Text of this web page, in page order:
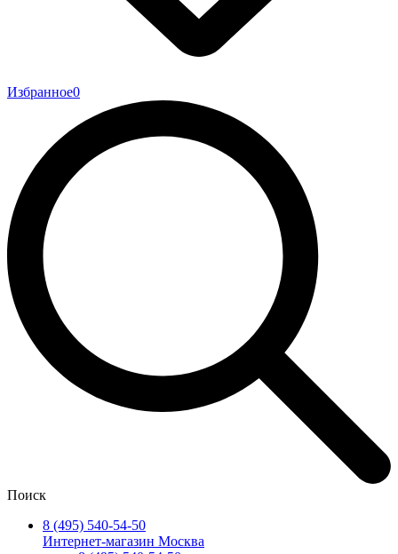
Избранное0
Поиск
8 (495) 540-54-50
Интернет-магазин Москва